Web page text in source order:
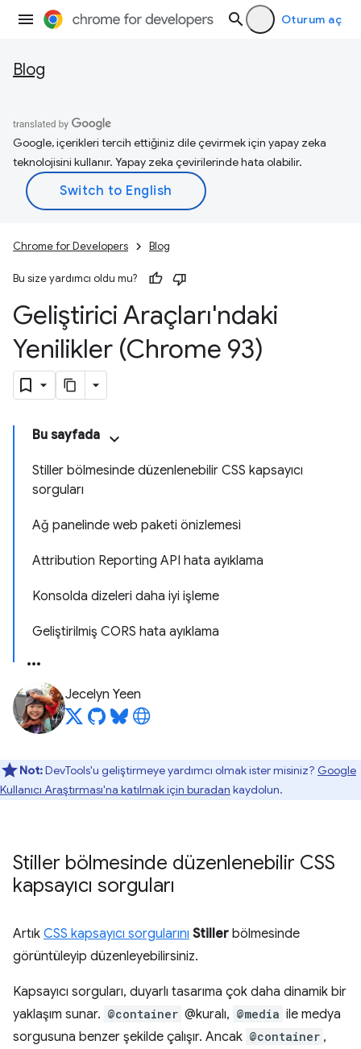
Oturum aç
Blog
Google, içerikleri tercih ettiğiniz dile çevirmek için yapay zeka
teknolojisini kullanır. Yapay zeka çevirilerinde hata olabilir.
Chrome for Developers Blog
Bu size yardımcı oldu mu?
Geliştirici Araçları'ndaki
Yenilikler (Chrome 93)
Bu sayfada
Stiller bölmesinde düzenlenebilir CSS kapsayıcı
sorguları
Ağ panelinde web paketi önizlemesi
Attribution Reporting API hata ayıklama
Konsolda dizeleri daha iyi işleme
Geliştirilmiş CORS hata ayıklama
Jecelyn Yeen
Not:DevTools'u geliştirmeye yardımcı olmak ister misiniz? Google
Kullanıcı Araştırması'na katılmak için buradan kaydolun.
Stiller bölmesinde düzenlenebilir CSS
kapsayıcı sorguları
Artık CSS kapsayıcı sorgularını Stiller bölmesinde
görüntüleyip düzenleyebilirsiniz.
Kapsayıcı sorguları, duyarlı tasarıma çok daha dinamik bir
yaklaşım sunar. @container @kuralı, @media ile medya
sorgusuna benzer şekilde çalışır. Ancak @container ,